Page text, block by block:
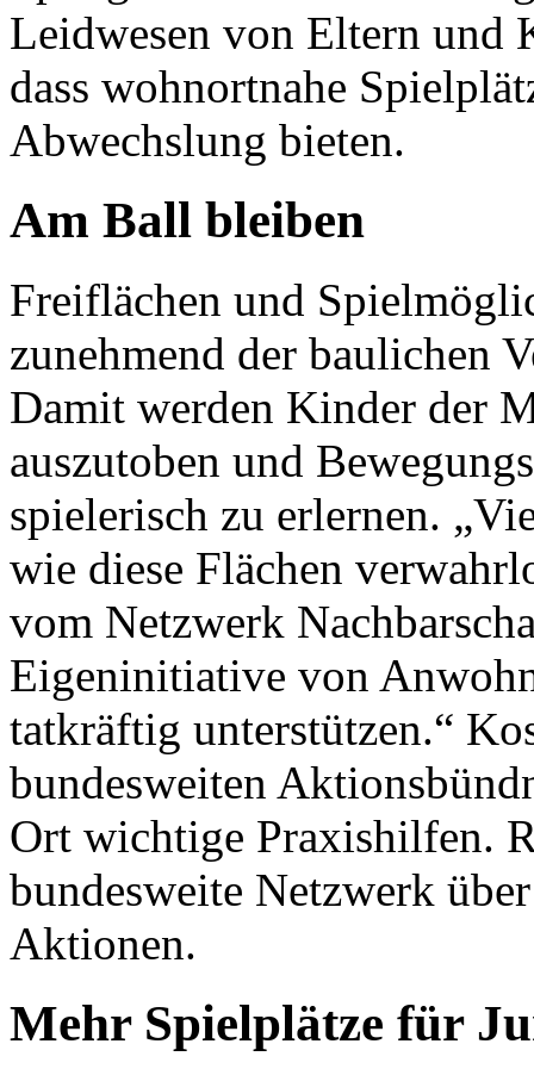
Leidwesen von Eltern und
dass wohnortnahe
Abwechslung bieten.
Am Ball bleiben
Freiflächen und
zunehmend der baulichen
Damit werden Kinder der
auszutoben und
spielerisch zu erlernen.
wie diese Flächen
vom Netzwerk
Eigeninitiative von
tatkräftig unterstützen.“
bundesweiten
Ort wichtige Praxishilfen.
bundesweite Netzwerk
Aktionen.
Mehr Spielplätze für